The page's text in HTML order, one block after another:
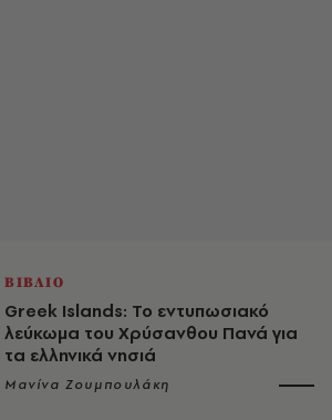
ΒΙΒΛΙΟ
Greek Islands: Το εντυπωσιακό
λεύκωμα του Χρύσανθου Πανά για
τα ελληνικά νησιά
Μανίνα Ζουμπουλάκη